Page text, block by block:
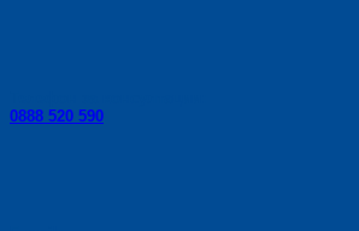
0888 520 590